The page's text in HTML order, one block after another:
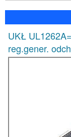
UKŁ
reg.gener.